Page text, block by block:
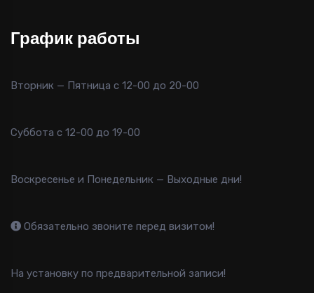
График работы
Вторник — Пятница с 12-00 до 20-00
Суббота с 12-00 до 19-00
Воскресенье и Понедельник — Выходные дни!
Обязательно звоните перед визитом!
На установку по предварительной записи!